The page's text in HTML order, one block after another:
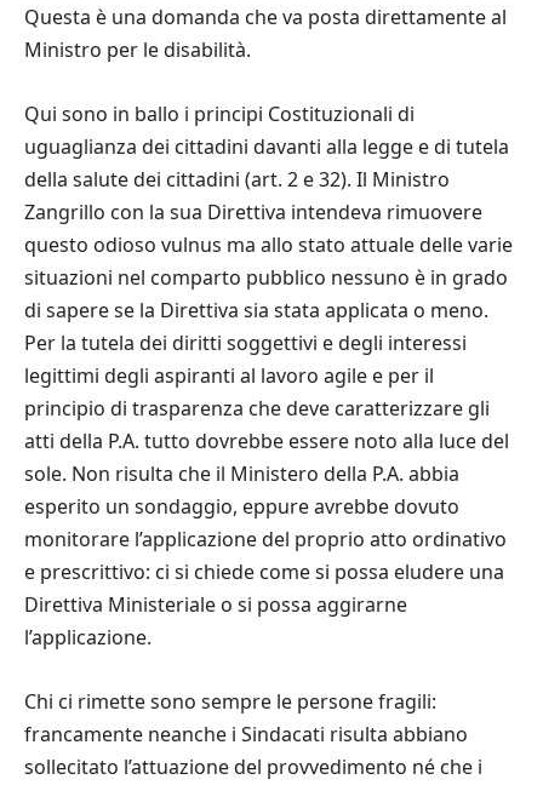
Questa è una domanda che va posta direttamente al
Ministro per le disabilità.
Qui sono in ballo i principi Costituzionali di
uguaglianza dei cittadini davanti alla legge e di tutela
della salute dei cittadini (art. 2 e 32). Il Ministro
Zangrillo con la sua Direttiva intendeva rimuovere
questo odioso vulnus ma allo stato attuale delle varie
situazioni nel comparto pubblico nessuno è in grado
di sapere se la Direttiva sia stata applicata o meno.
Per la tutela dei diritti soggettivi e degli interessi
legittimi degli aspiranti al lavoro agile e per il
principio di trasparenza che deve caratterizzare gli
atti della P.A. tutto dovrebbe essere noto alla luce del
sole. Non risulta che il Ministero della P.A. abbia
esperito un sondaggio, eppure avrebbe dovuto
monitorare l’applicazione del proprio atto ordinativo
e prescrittivo: ci si chiede come si possa eludere una
Direttiva Ministeriale o si possa aggirarne
l’applicazione.
Chi ci rimette sono sempre le persone fragili:
francamente neanche i Sindacati risulta abbiano
sollecitato l’attuazione del provvedimento né che i